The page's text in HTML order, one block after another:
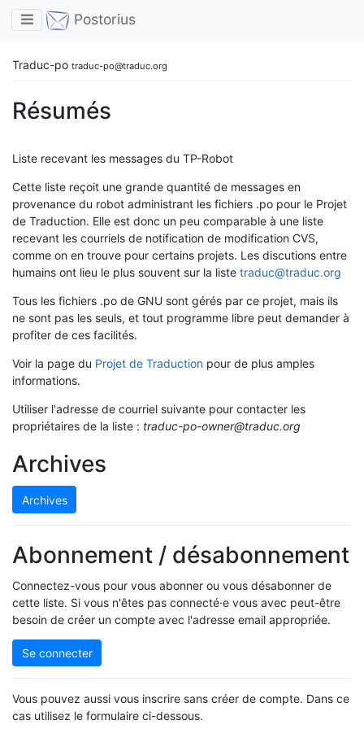
Toggle navigation
Postorius
Traduc-po traduc-po@traduc.org
Résumés
Liste recevant les messages du TP-Robot
Cette liste reçoit une grande quantité de messages en
provenance du robot administrant les fichiers .po pour le Projet
de Traduction. Elle est donc un peu comparable à une liste
recevant les courriels de notification de modification CVS,
comme on en trouve pour certains projets. Les discutions entre
humains ont lieu le plus souvent sur la liste traduc@traduc.org
Tous les fichiers .po de GNU sont gérés par ce projet, mais ils
ne sont pas les seuls, et tout programme libre peut demander à
profiter de ces facilités.
Voir la page du Projet de Traduction pour de plus amples
informations.
Utiliser l'adresse de courriel suivante pour contacter les
propriétaires de la liste : traduc-po-owner@traduc.org
Archives
Archives
Abonnement / désabonnement
Connectez-vous pour vous abonner ou vous désabonner de
cette liste. Si vous n'êtes pas connecté·e vous avec peut-être
besoin de créer un compte avec l'adresse email appropriée.
Se connecter
Vous pouvez aussi vous inscrire sans créer de compte. Dans ce
cas utilisez le formulaire ci-dessous.